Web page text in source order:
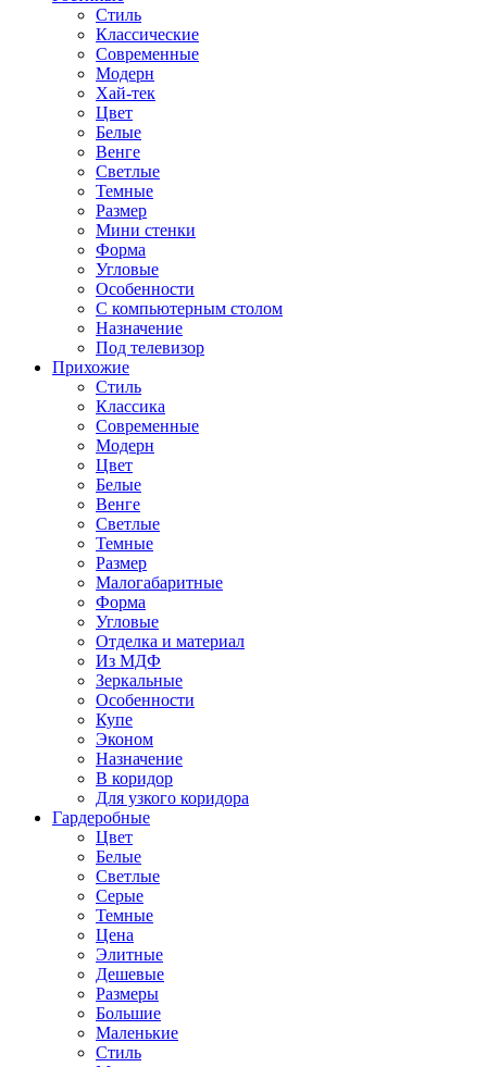
Стиль
Классические
Современные
Модерн
Хай-тек
Цвет
Белые
Венге
Светлые
Темные
Размер
Мини стенки
Форма
Угловые
Особенности
С компьютерным столом
Назначение
Под телевизор
Прихожие
Стиль
Классика
Современные
Модерн
Цвет
Белые
Венге
Светлые
Темные
Размер
Малогабаритные
Форма
Угловые
Отделка и материал
Из МДФ
Зеркальные
Особенности
Купе
Эконом
Назначение
В коридор
Для узкого коридора
Гардеробные
Цвет
Белые
Светлые
Серые
Темные
Цена
Элитные
Дешевые
Размеры
Большие
Маленькие
Стиль